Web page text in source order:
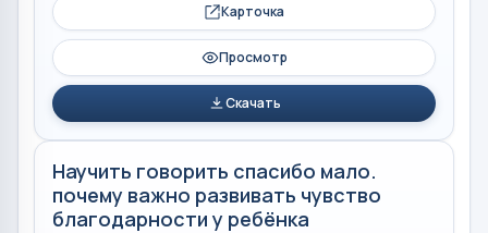
Карточка
Просмотр
Скачать
Научить говорить спасибо мало.
почему важно развивать чувство
благодарности у ребёнка